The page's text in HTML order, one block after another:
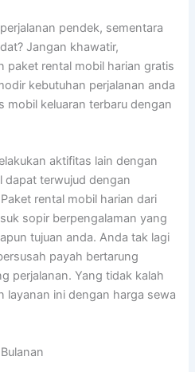
pendek, sementara
Jangan khawatir,
paket rental mobil harian gratis
kebutuhan perjalanan anda
mobil keluaran terbaru dengan
aktifitas lain dengan
dapat terwujud dengan
rental mobil harian dari
sopir berpengalaman yang
tujuan anda. Anda tak lagi
payah bertarung
perjalanan. Yang tidak kalah
layanan ini dengan harga sewa